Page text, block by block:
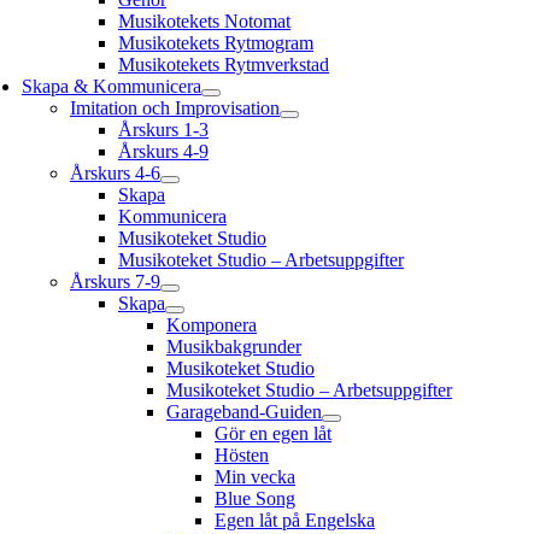
Musikotekets Notomat
Musikotekets Rytmogram
Musikotekets Rytmverkstad
Skapa & Kommunicera
Imitation och Improvisation
Årskurs 1-3
Årskurs 4-9
Årskurs 4-6
Skapa
Kommunicera
Musikoteket Studio
Musikoteket Studio – Arbetsuppgifter
Årskurs 7-9
Skapa
Komponera
Musikbakgrunder
Musikoteket Studio
Musikoteket Studio – Arbetsuppgifter
Garageband-Guiden
Gör en egen låt
Hösten
Min vecka
Blue Song
Egen låt på Engelska